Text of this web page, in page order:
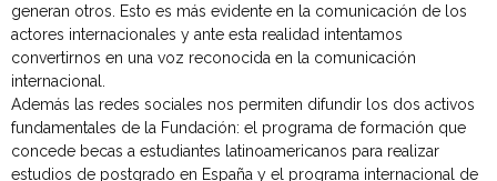
generan otros. Esto es más evidente en la comunicación de los
actores internacionales y ante esta realidad intentamos
convertirnos en una voz reconocida en la comunicación
internacional.
Además las redes sociales nos permiten difundir los dos activos
fundamentales de la Fundación: el programa de formación que
concede becas a estudiantes latinoamericanos para realizar
estudios de postgrado en España y el programa internacional de